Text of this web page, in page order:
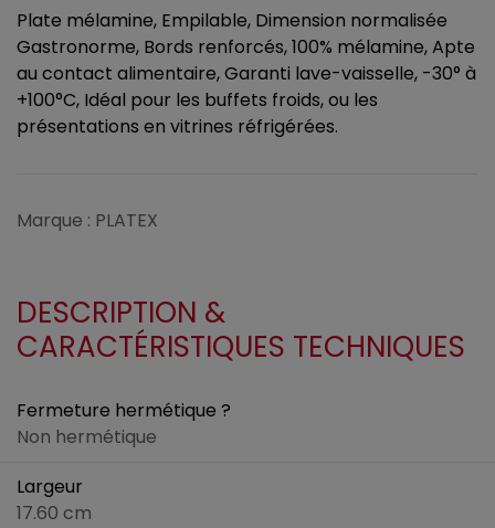
Plate mélamine, Empilable, Dimension normalisée
Gastronorme, Bords renforcés, 100% mélamine, Apte
au contact alimentaire, Garanti lave-vaisselle, -30° à
+100°C, Idéal pour les buffets froids, ou les
présentations en vitrines réfrigérées.
Marque : PLATEX
DESCRIPTION &
CARACTÉRISTIQUES TECHNIQUES
Fermeture hermétique ?
Non hermétique
Largeur
17.60 cm